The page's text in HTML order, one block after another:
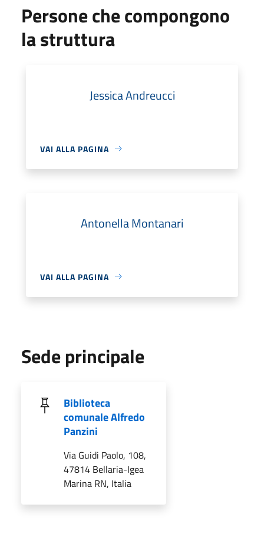
Persone che compongono
la struttura
Jessica Andreucci
VAI ALLA PAGINA
Antonella Montanari
VAI ALLA PAGINA
Sede principale
Biblioteca
comunale Alfredo
Panzini
Via Guidi Paolo, 108,
47814 Bellaria-Igea
Marina RN, Italia